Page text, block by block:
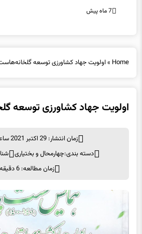
7 ماه پیش
Home
» اولویت جهاد کشاورزی توسعه
اولویت جهاد کشاورزی توسعه
زمان انتشار: 29 اکتبر 2021 ساعت 11:05
دسته بندی:چهارمحال و بختیاری
زمان مطالعه: 6 دقیقه